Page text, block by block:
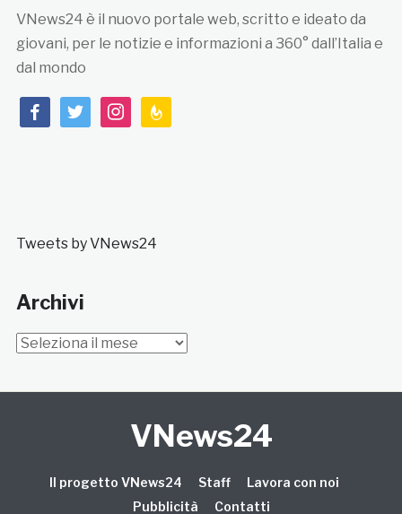
VNews24 è il nuovo portale web, scritto e ideato da
giovani, per le notizie e informazioni a 360° dall’Italia e
dal mondo
facebooktwitterinstagramfeedburner
Tweets by VNews24
Archivi
Archivi
VNews24
Il progetto VNews24 Staff
Lavora con noi
Pubblicità
Contatti